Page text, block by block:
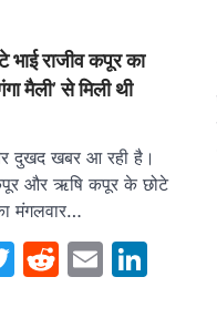
राजीव कपूर का
मैली’ से मिली थी
दुखद खबर आ रही है।
और ऋषि कपूर के छोटे
मंगलवार…
Twitter
Reddit
Email